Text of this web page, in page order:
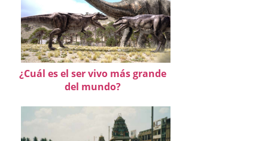
¿Cuál es el ser vivo más grande
del mundo?